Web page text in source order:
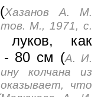
Хазанов А. М.
М., 1971, с.
как
- 80 см (А. И.
колчана из
что